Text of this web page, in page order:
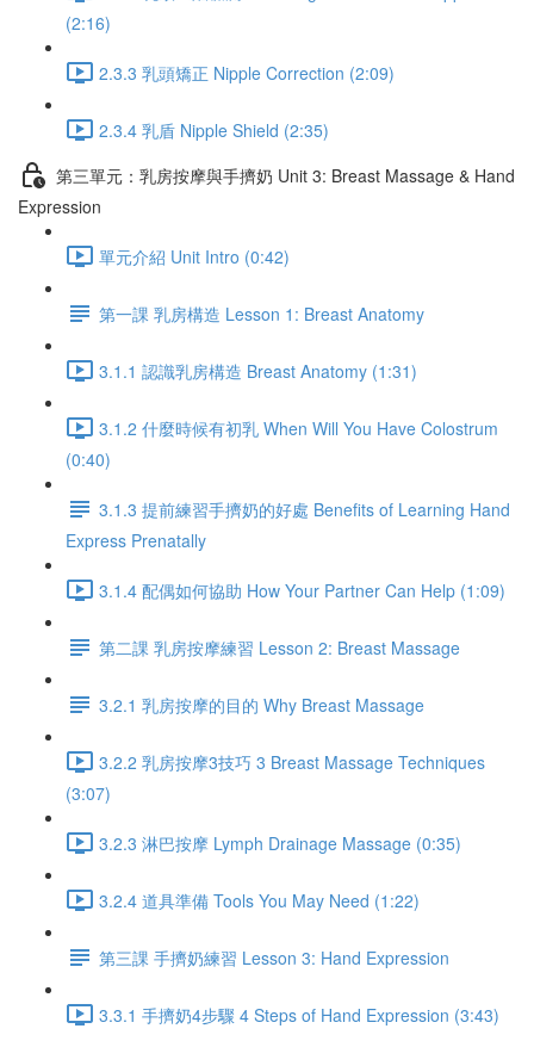
(2:16)
2.3.3 乳頭矯正 Nipple Correction (2:09)
2.3.4 乳盾 Nipple Shield (2:35)
第三單元：乳房按摩與手擠奶 Unit 3: Breast Massage & Hand
Expression
單元介紹 Unit Intro (0:42)
第一課 乳房構造 Lesson 1: Breast Anatomy
3.1.1 認識乳房構造 Breast Anatomy (1:31)
3.1.2 什麼時候有初乳 When Will You Have Colostrum
(0:40)
3.1.3 提前練習手擠奶的好處 Benefits of Learning Hand
Express Prenatally
3.1.4 配偶如何協助 How Your Partner Can Help (1:09)
第二課 乳房按摩練習 Lesson 2: Breast Massage
3.2.1 乳房按摩的目的 Why Breast Massage
3.2.2 乳房按摩3技巧 3 Breast Massage Techniques
(3:07)
3.2.3 淋巴按摩 Lymph Drainage Massage (0:35)
3.2.4 道具準備 Tools You May Need (1:22)
第三課 手擠奶練習 Lesson 3: Hand Expression
3.3.1 手擠奶4步驟 4 Steps of Hand Expression (3:43)